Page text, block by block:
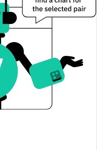
$875,89126
$<0.000001 / $<0.000001
$<0.000001 / $<0.000001
$<0.000001 / $<0.000001